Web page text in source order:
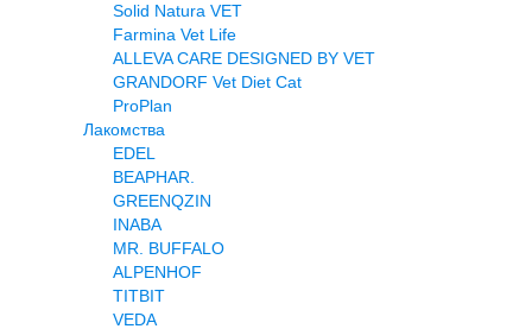
Solid Natura VET
Farmina Vet Life
ALLEVA CARE DESIGNED BY VET
GRANDORF Vet Diet Cat
ProPlan
Лакомства
EDEL
BEAPHAR.
GREENQZIN
INABA
MR. BUFFALO
ALPENHOF
TITBIT
VEDA